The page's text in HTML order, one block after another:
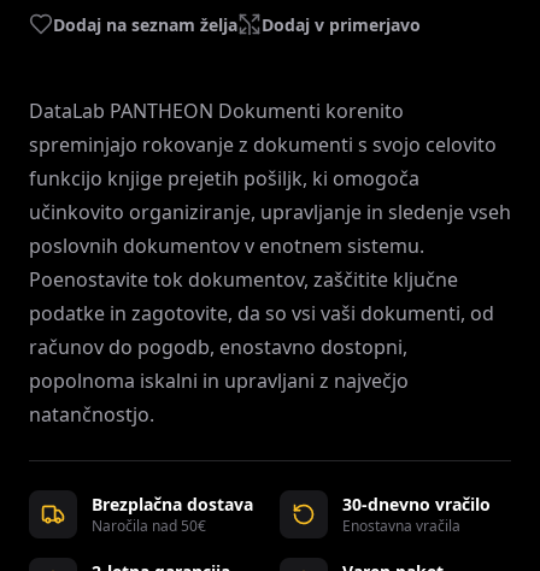
Dodaj na seznam želja Dodaj v primerjavo
DataLab PANTHEON Dokumenti korenito
spreminjajo rokovanje z dokumenti s svojo celovito
funkcijo knjige prejetih pošiljk, ki omogoča
učinkovito organiziranje, upravljanje in sledenje vseh
poslovnih dokumentov v enotnem sistemu.
Poenostavite tok dokumentov, zaščitite ključne
podatke in zagotovite, da so vsi vaši dokumenti, od
računov do pogodb, enostavno dostopni,
popolnoma iskalni in upravljani z največjo
natančnostjo.
Brezplačna dostava
Naročila nad 50€
30-dnevno vračilo
Enostavna vračila